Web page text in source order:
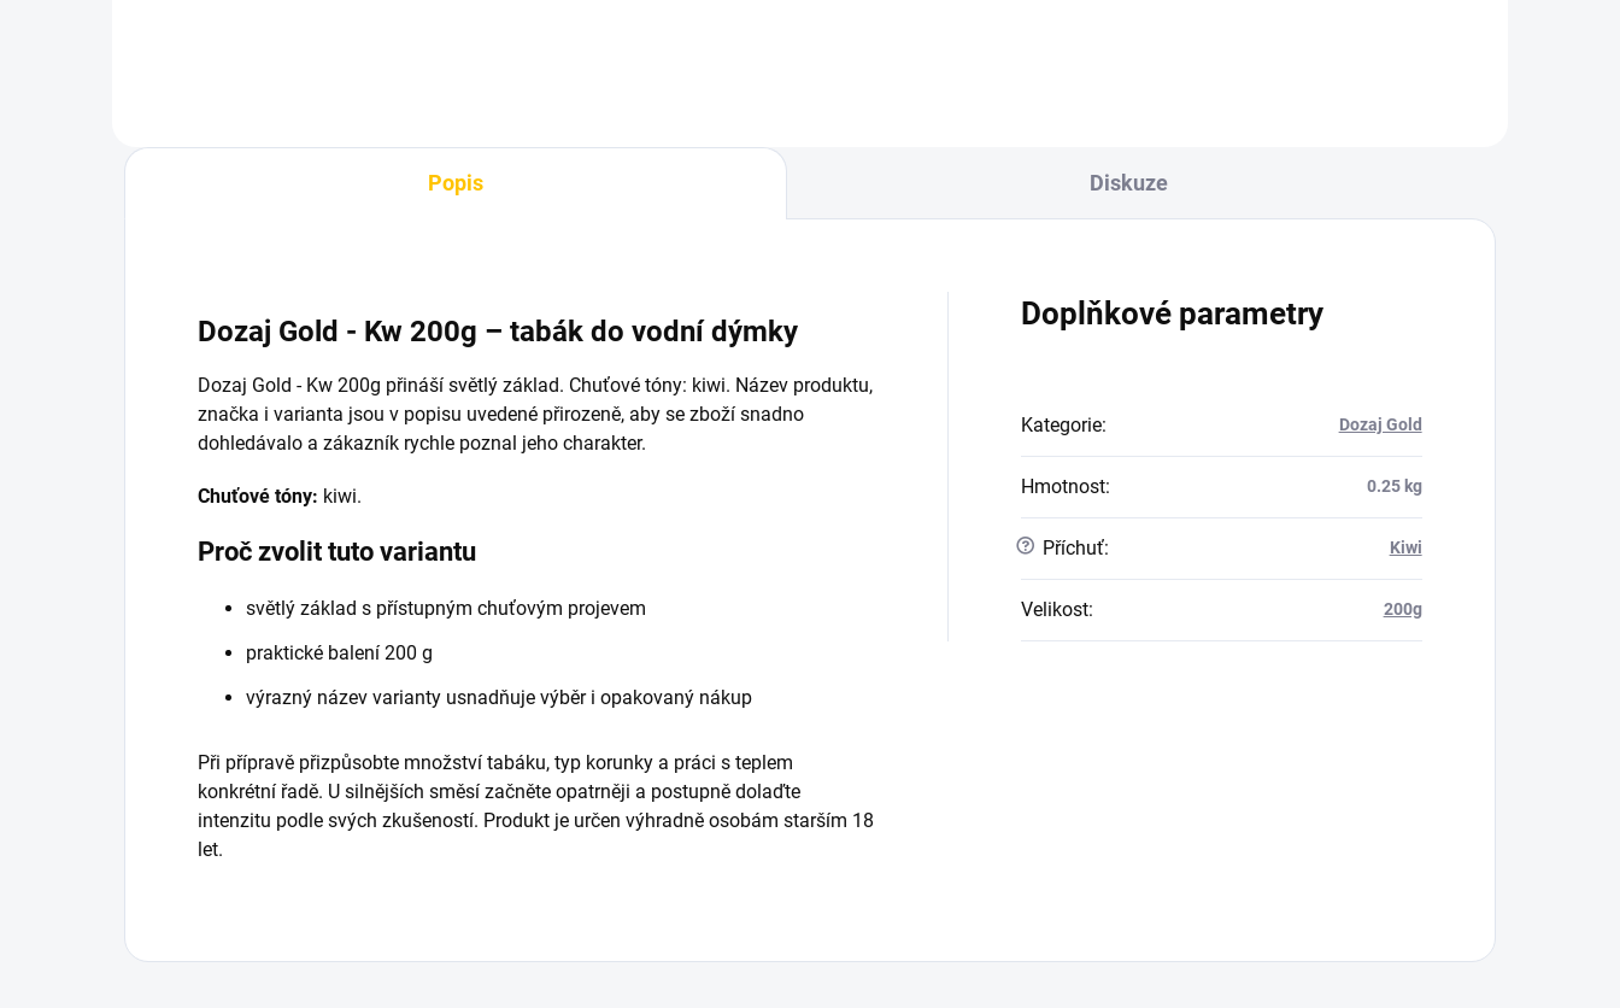
Popis Diskuze
Dozaj Gold - Kw 200g – tabák do vodní dýmky
Dozaj Gold - Kw 200g přináší světlý základ. Chuťové tóny: kiwi. Název produktu,
značka i varianta jsou v popisu uvedené přirozeně, aby se zboží snadno
dohledávalo a zákazník rychle poznal jeho charakter.
Chuťové tóny: kiwi.
Proč zvolit tuto variantu
světlý základ s přístupným chuťovým projevem
praktické balení 200 g
výrazný název varianty usnadňuje výběr i opakovaný nákup
Při přípravě přizpůsobte množství tabáku, typ korunky a práci s teplem
konkrétní řadě. U silnějších směsí začněte opatrněji a postupně dolaďte
intenzitu podle svých zkušeností. Produkt je určen výhradně osobám starším 18
let.
Doplňkové parametry
Kategorie: Dozaj Gold
Hmotnost: 0.25 kg
? Příchuť: Kiwi
Velikost: 200g